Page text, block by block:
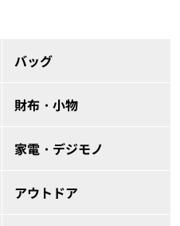
バッグ
財布・小物
家電・デジモノ
アウトドア